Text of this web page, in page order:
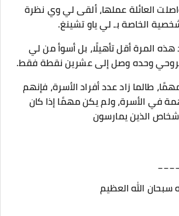
العائلة عملها، ألقى لي وي نظرة
الخاصة بـ لي ياو تشينغ.
المرة أقل تأهيلًا، بل أسوأ من لي
الروحي وحده وصل إلى عشرين نقطة فقط.
طالما زاد عدد أفراد الأسرة، فإنهم
في الأسرة، ولم يكن مهمًا إذا كان
الذين يمارسون
سبحان الله العظيم